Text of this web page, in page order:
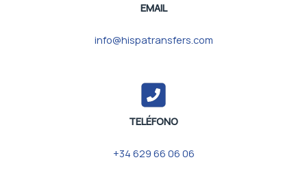
EMAIL
info@hispatransfers.com
TELÉFONO
+34 629 66 06 06